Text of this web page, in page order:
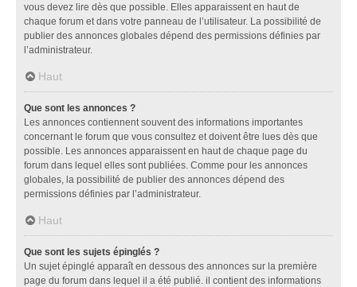
vous devez lire dès que possible. Elles apparaissent en haut de
chaque forum et dans votre panneau de l’utilisateur. La possibilité de
publier des annonces globales dépend des permissions définies par
l’administrateur.
Haut
Que sont les annonces ?
Les annonces contiennent souvent des informations importantes
concernant le forum que vous consultez et doivent être lues dès que
possible. Les annonces apparaissent en haut de chaque page du
forum dans lequel elles sont publiées. Comme pour les annonces
globales, la possibilité de publier des annonces dépend des
permissions définies par l’administrateur.
Haut
Que sont les sujets épinglés ?
Un sujet épinglé apparaît en dessous des annonces sur la première
page du forum dans lequel il a été publié. il contient des informations